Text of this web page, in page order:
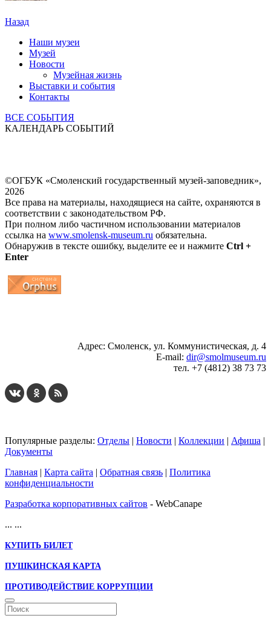
Назад
Наши музеи
Музей
Новости
Музейная жизнь
Выставки и события
Контакты
ВСЕ СОБЫТИЯ
КАЛЕНДАРЬ СОБЫТИЙ
©ОГБУК «Смоленский государственный музей-заповедник»,
2026
Все права на материалы, находящиеся на сайте, охраняются в
соответствии с законодательством РФ.
При полном либо частичном использовании материалов
ссылка на www.smolensk-museum.ru обязательна.
Обнаружив в тексте ошибку, выделите ее и нажмите Ctrl +
Enter
Адрес: Смоленск, ул. Коммунистическая, д. 4
E-mail: dir@smolmuseum.ru
тел. +7 (4812) 38 73 73
Популярные разделы: Отделы | Новости | Коллекции | Афиша |
Документы
Главная | Карта сайта | Обратная связь | Политика
конфиденциальности
Разработка корпоративных сайтов - WebCanape
... ...
КУПИТЬ БИЛЕТ
ПУШКИНСКАЯ КАРТА
ПРОТИВОДЕЙСТВИЕ КОРРУПЦИИ